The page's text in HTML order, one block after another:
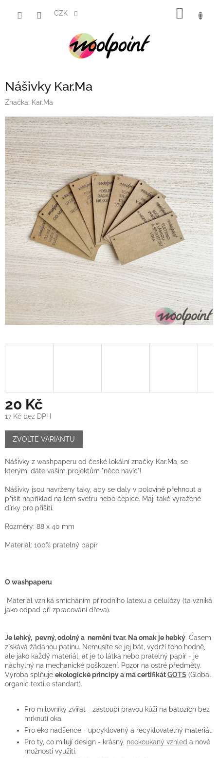
CZK
Nášivky Kar.Ma
Značka: Kar.Ma
20 Kč
17 Kč bez DPH
Měrná
cena:
ZVOLTE VARIANTU
Nášivky z washpaperu od české lokální značky Kar.Ma, se
kterými dáte vašim projektům "něco navíc"!
Nášivky jsou navrženy taky, aby se daly v polovině přehnout a
přišít například na lem svetru nebo čepice. Mají také vyražené
dírky pro přišití.
Rozměry: 88 x 40 mm
Materiál: 100% pratelný papír
O washpaperu
Materiál vzniká smícháním přírodního latexu a celulózy (ta vzniká
jako odpad při zpracování dřeva).
Je lehký, pevný, odolný a nemění tvar. Na omak je hebký. Časem
získává žádanou patinu. Nemusíte se jej bát, vydrží toho hodně,
ale jako každý materiál, ať je to látka nebo pratelný papír - je
náchylný na mechanické poškození. Pozor na ostré předměty.
Výroba splňuje ekologické principy a má certifikátGOTS (Global
organic textile standart).
Pro milovníky zvířat - zastoupí pravou kůži na batozích bez
mrknutí oka.
Pro eko nadšence - upcyklovaný a recyklovatelný materiál.
Pro ty, co milují design - krásný, neokoukaný vzhled a nové
možnosti využití.